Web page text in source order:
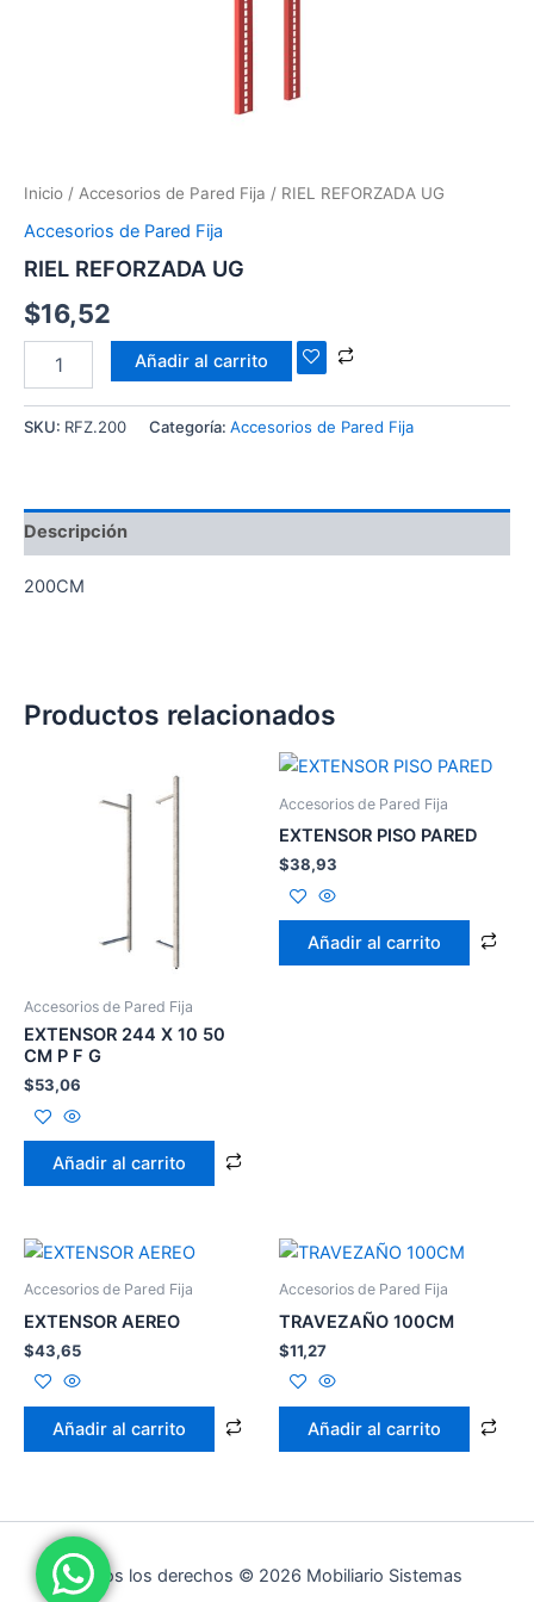
Inicio / Accesorios de Pared Fija / RIEL REFORZADA UG
Accesorios de Pared Fija
RIEL REFORZADA UG
$16,52
Añadir al carrito
SKU: RFZ.200 Categoría: Accesorios de Pared Fija
Descripción
200CM
Productos relacionados
Accesorios de Pared Fija
EXTENSOR 244 X 10 50
CM P F G
$53,06
Añadir al carrito
Accesorios de Pared Fija
EXTENSOR PISO PARED
$38,93
Añadir al carrito
Accesorios de Pared Fija
EXTENSOR AEREO
$43,65
Añadir al carrito
Accesorios de Pared Fija
TRAVEZAÑO 100CM
$11,27
Añadir al carrito
Todos los derechos © 2026 Mobiliario Sistemas